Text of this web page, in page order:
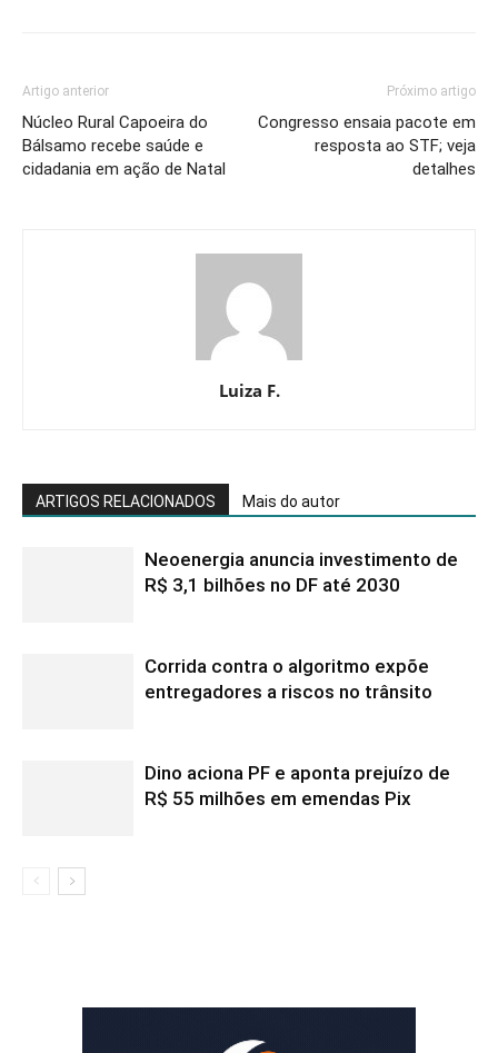
Artigo anterior
Núcleo Rural Capoeira do
Bálsamo recebe saúde e
cidadania em ação de Natal
Próximo artigo
Congresso ensaia pacote em
resposta ao STF; veja
detalhes
Luiza F.
ARTIGOS RELACIONADOS Mais do autor
Neoenergia anuncia investimento de
R$ 3,1 bilhões no DF até 2030
Corrida contra o algoritmo expõe
entregadores a riscos no trânsito
Dino aciona PF e aponta prejuízo de
R$ 55 milhões em emendas Pix